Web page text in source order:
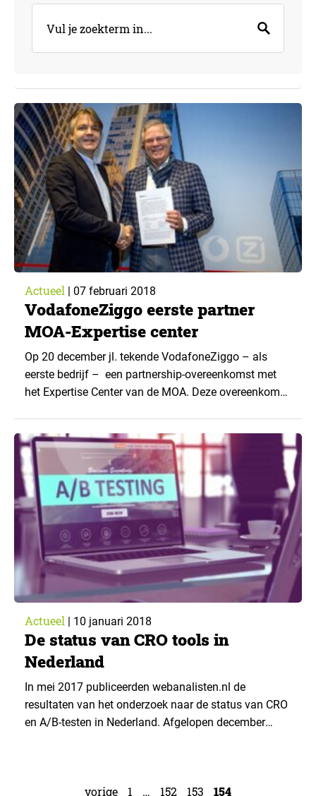
Actueel | 07 februari 2018
VodafoneZiggo eerste partner
MOA-Expertise center
Op 20 december jl. tekende VodafoneZiggo – als
eerste bedrijf – een partnership-overeenkomst met
het Expertise Center van de MOA. Deze overeenkomst
Actueel | 10 januari 2018
De status van CRO tools in
Nederland
In mei 2017 publiceerden webanalisten.nl de
resultaten van het onderzoek naar de status van CRO
en A/B-testen in Nederland. Afgelopen december
en het gebruik hiervan. De resultaten van dit
vorige 1 … 152 153 154